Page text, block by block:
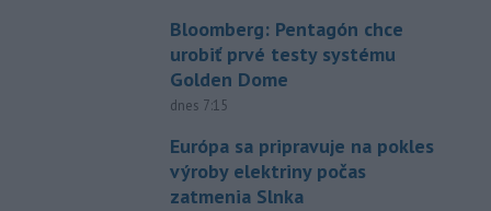
Bloomberg: Pentagón chce
urobiť prvé testy systému
Golden Dome
dnes 7:15
Európa sa pripravuje na pokles
výroby elektriny počas
zatmenia Slnka